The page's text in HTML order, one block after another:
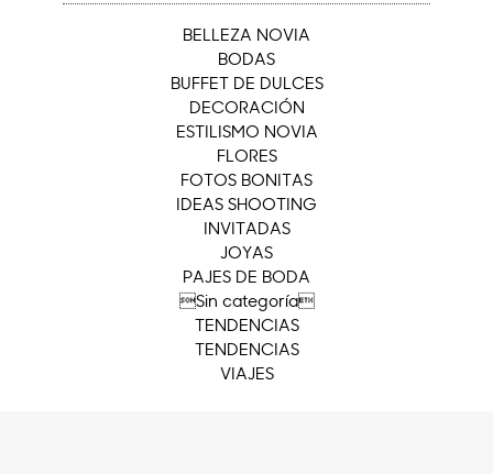
BELLEZA NOVIA
BODAS
BUFFET DE DULCES
DECORACIÓN
ESTILISMO NOVIA
FLORES
FOTOS BONITAS
IDEAS SHOOTING
INVITADAS
JOYAS
PAJES DE BODA
Sin categoría
TENDENCIAS
TENDENCIAS
VIAJES